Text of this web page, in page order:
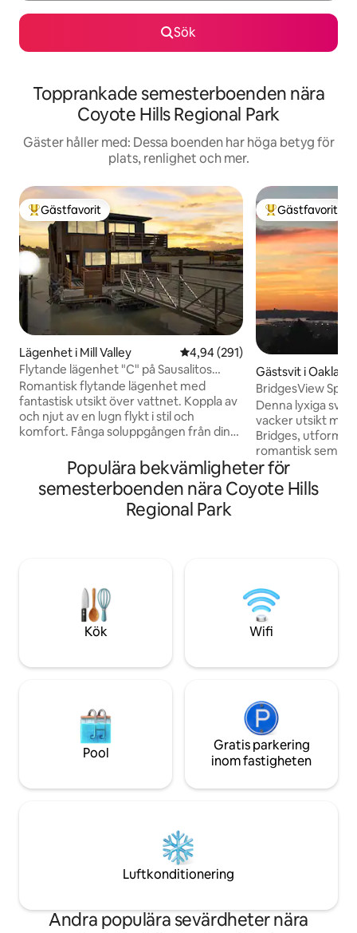
Sök
Topprankade semesterboenden nära
Coyote Hills Regional Park
Gäster håller med: Dessa boenden har höga betyg för
plats, renlighet och mer.
Populär gästfavorit
Gästfavorit
Lägenhet i Mill Valley 4,94 av 5 i genomsnittligt
4,94 (291)
Flytande lägenhet "C" på Sausalitos
Richardson Bay
Romantisk flytande lägenhet med
fantastisk utsikt över vattnet. Koppla av
och njut av en lugn flykt i stil och
komfort. Fånga soluppgången från din
på däck med enstaka pelikaner (eller till
och med ett sjö) som kommer och går.
Unikt och perfekt för en resa, arbete
minuter bort. Flygbussen stannar ett
Populär
Gästfavorit
Gästsvit i Oakland
BridgesView Spa
enkel parkering
Denna lyxiga svit
vacker utsikt mot
Bridges,
romantisk
behöver ett
och lek i
njut av det
Vandringar in i
grannskapet
njutning.
Populära bekvämligheter för
semesterboenden nära Coyote Hills
Regional Park
Kök Wifi
Pool
Gratis parkering
inom fastigheten
Luftkonditionering
Andra populära sevärdheter nära